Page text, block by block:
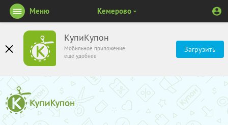
КупиКупон
Мобильное приложение
ещё удобнее
Загрузить
Меню Кемерово